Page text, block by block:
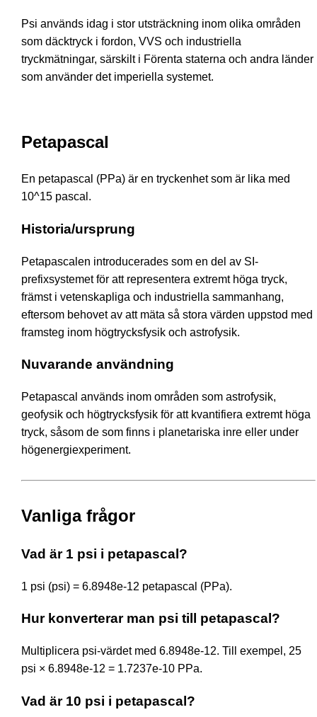
Psi används idag i stor utsträckning inom olika områden
som däcktryck i fordon, VVS och industriella
tryckmätningar, särskilt i Förenta staterna och andra länder
som använder det imperiella systemet.
Petapascal
En petapascal (PPa) är en tryckenhet som är lika med
10^15 pascal.
Historia/ursprung
Petapascalen introducerades som en del av SI-
prefixsystemet för att representera extremt höga tryck,
främst i vetenskapliga och industriella sammanhang,
eftersom behovet av att mäta så stora värden uppstod med
framsteg inom högtrycksfysik och astrofysik.
Nuvarande användning
Petapascal används inom områden som astrofysik,
geofysik och högtrycksfysik för att kvantifiera extremt höga
tryck, såsom de som finns i planetariska inre eller under
högenergiexperiment.
Vanliga frågor
Vad är 1 psi i petapascal?
1 psi (psi) = 6.8948e-12 petapascal (PPa).
Hur konverterar man psi till petapascal?
Multiplicera psi-värdet med 6.8948e-12. Till exempel, 25
psi × 6.8948e-12 = 1.7237e-10 PPa.
Vad är 10 psi i petapascal?